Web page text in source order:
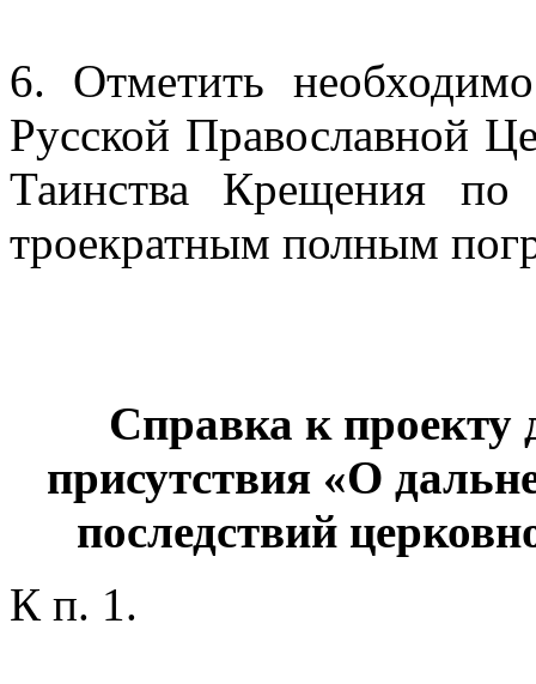
6. Отметить
Русской Православной
Таинства Крещения
троекратным полным
Справка к проекту
присутствия «О
последствий
К п. 1.